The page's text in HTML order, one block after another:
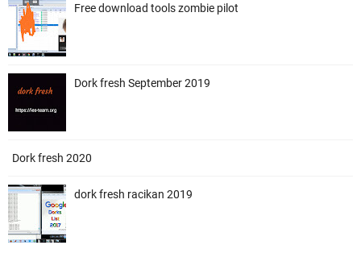
Free download tools zombie pilot
Dork fresh September 2019
Dork fresh 2020
dork fresh racikan 2019